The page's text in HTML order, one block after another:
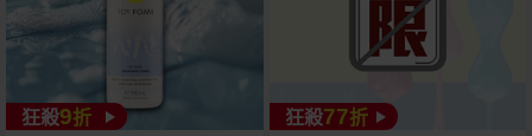
狂殺9折 狂殺77折